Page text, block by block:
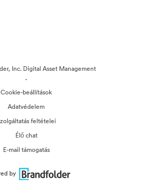
Inc. Digital Asset Management
·
Cookie-beállítások
Adatvédelem
feltételei
Élő chat
E-mail támogatás
by